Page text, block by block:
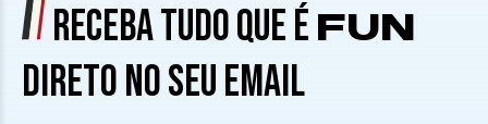
RECEBA TUDO QUE É FUN
DIRETO NO SEU EMAIL